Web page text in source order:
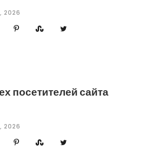
2026
посетителей сайта
2026